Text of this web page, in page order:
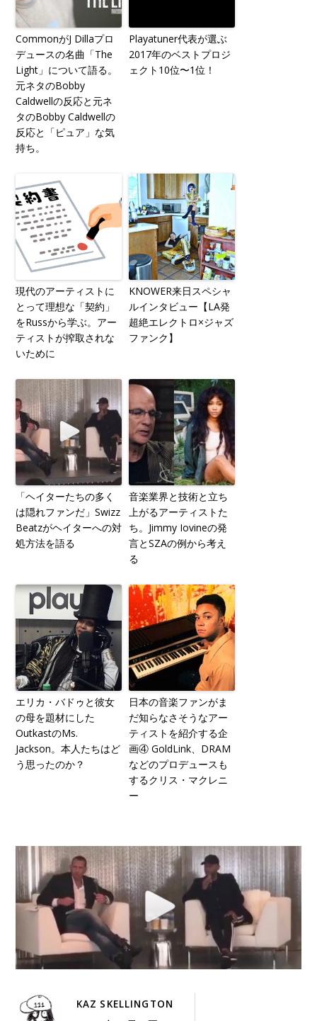
CommonがJ Dillaプロ
デュースの名曲「The
Light」について語る。
元ネタのBobby
Caldwellの反応と元ネ
タのBobby Caldwellの
反応と「ピュア」な気
持ち。
Playatuner代表が選ぶ
2017年のベストプロジ
ェクト10位〜1位！
現代のアーティストに
とって理想な「契約」
をRussから学ぶ。アー
ティストが搾取されな
いために
KNOWER来日スペシャ
ルインタビュー【LA発
超絶エレクトロ×ジャズ
ファンク】
「ヘイターたちの多く
は隠れファンだ」Swizz
Beatzがヘイターへの対
処方法を語る
音楽業界と技術と立ち
上がるアーティストた
ち。Jimmy Iovineの発
言とSZAの例から考え
る
エリカ・バドゥと彼女
の母を題材にした
OutkastのMs.
Jackson。本人たちはど
う思ったのか？
日本の音楽ファンがま
だ知らなさそうなアー
ティストを紹介する企
画④ GoldLink、DRAM
などのプロデュースも
するクリス・マクレニ
ー
KAZ SKELLINGTON